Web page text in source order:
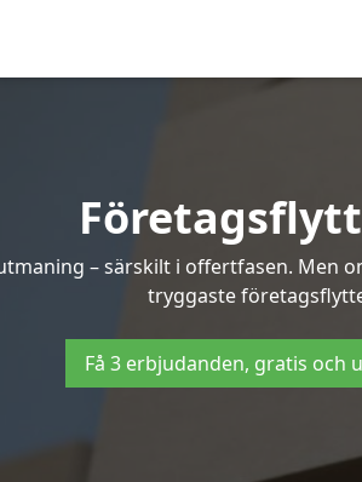
– särskilt i offertfasen. Men
tryggaste
Få 3 erbjudanden, gratis och